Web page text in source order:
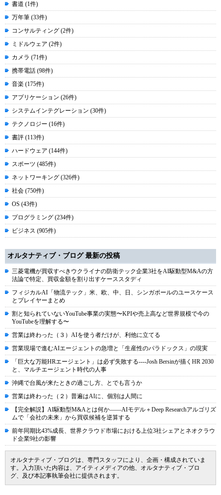
書道 (1件)
万年筆 (33件)
コンサルティング (2件)
ミドルウェア (2件)
カメラ (71件)
携帯電話 (98件)
音楽 (175件)
アプリケーション (26件)
システムインテグレーション (30件)
テクノロジー (16件)
書評 (113件)
ハードウェア (144件)
スポーツ (485件)
ネットワーキング (326件)
社会 (750件)
OS (43件)
プログラミング (234件)
ビジネス (905件)
オルタナティブ・ブログ 最新の投稿
三菱電機が買収すべきウクライナの防衛テック企業3社をAI駆動型M&Aの方
法論で特定、買収金額を割り出すケーススタディ
フィジカルAI「物流テック」米、欧、中、日、シンガポールのユースケース
とプレイヤーまとめ
割と知られていないYouTube事業の実態〜KPIや売上高など世界規模で今の
YouTubeを理解する〜
営業は終わった（３）AIを使う者だけが、利他に立てる
営業現場で進むAIエージェントの急増と「生産性のパラドックス」の現実
「巨大な万能HRエージェント」は必ず失敗する----Josh Bersinが描くHR 2030
と、マルチエージェント時代の人事
沖縄で台風が来たときの過ごし方、とでも言うか
営業は終わった（２）普遍はAIに、個別は人間に
【完全解説】AI駆動型M&Aとは何か――AIモデル＋Deep Researchアルゴリズ
ムで「会社の未来」から買収候補を逆算する
前年同期比43%成長、世界クラウド市場における上位3社シェアとネオクラウ
ド企業9社の影響
オルタナティブ・ブログは、専門スタッフにより、企画・構成されていま
す。入力頂いた内容は、アイティメディアの他、オルタナティブ・ブロ
グ、及び本記事執筆会社に提供されます。